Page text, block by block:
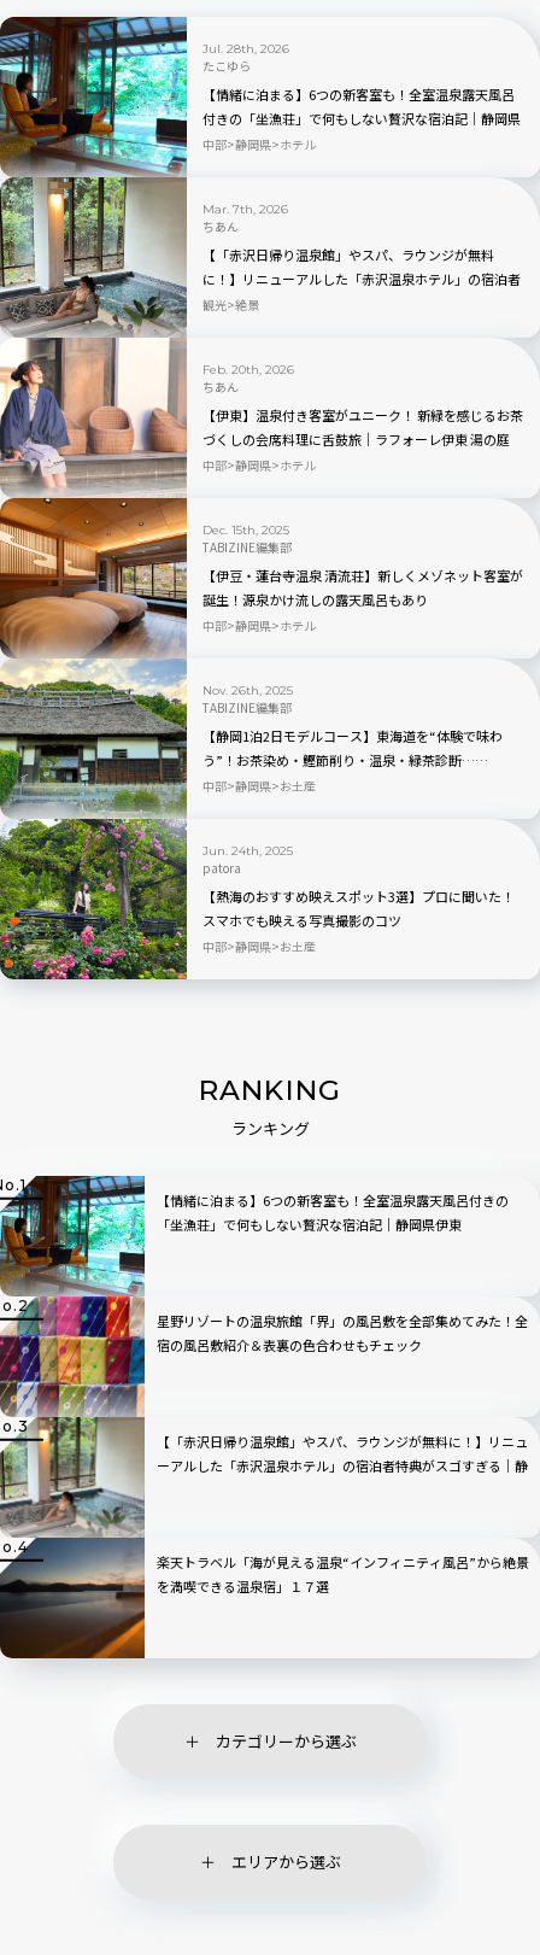
Jul. 28th, 2026
たこゆら
【情緒に泊まる】6つの新客室も！全室温泉露天風呂
付きの「坐漁荘」で何もしない贅沢な宿泊記｜静岡県
伊東
中部 静岡県 ホテル
Mar. 7th, 2026
ちあん
【「赤沢日帰り温泉館」やスパ、ラウンジが無料
に！】リニューアルした「赤沢温泉ホテル」の宿泊者
特典がスゴすぎる｜静岡県伊東市
観光 絶景
Feb. 20th, 2026
ちあん
【伊東】温泉付き客室がユニーク！ 新緑を感じるお茶
づくしの会席料理に舌鼓旅｜ラフォーレ伊東 湯の庭
中部 静岡県 ホテル
Dec. 15th, 2025
TABIZINE編集部
【伊豆・蓮台寺温泉 清流荘】新しくメゾネット客室が
誕生！源泉かけ流しの露天風呂もあり
中部 静岡県 ホテル
Nov. 26th, 2025
TABIZINE編集部
【静岡1泊2日モデルコース】東海道を“体験で味わ
う”！お茶染め・鰹節削り・温泉・緑茶診断……
中部 静岡県 お土産
Jun. 24th, 2025
patora
【熱海のおすすめ映えスポット3選】プロに聞いた！
スマホでも映える写真撮影のコツ
中部 静岡県 お土産
RANKING
ランキング
【情緒に泊まる】6つの新客室も！全室温泉露天風呂付きの
「坐漁荘」で何もしない贅沢な宿泊記｜静岡県伊東
星野リゾートの温泉旅館「界」の風呂敷を全部集めてみた！全
宿の風呂敷紹介＆表裏の色合わせもチェック
【「赤沢日帰り温泉館」やスパ、ラウンジが無料に！】リニュ
ーアルした「赤沢温泉ホテル」の宿泊者特典がスゴすぎる｜静
楽天トラベル「海が見える温泉“インフィニティ風呂”から絶景
を満喫できる温泉宿」１７選
カテゴリーから選ぶ
エリアから選ぶ